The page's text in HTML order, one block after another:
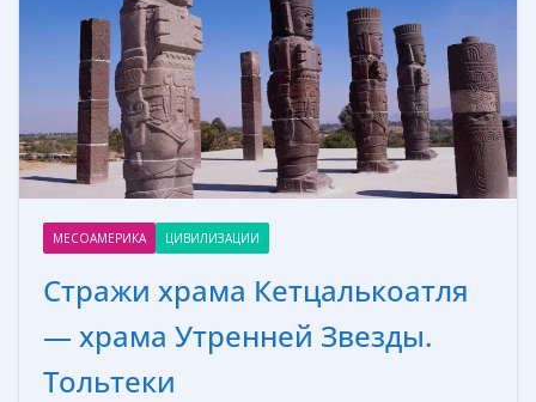
МЕСОАМЕРИКА ЦИВИЛИЗАЦИИ
Стражи храма Кетцалькоатля
— храма Утренней Звезды.
Тольтеки